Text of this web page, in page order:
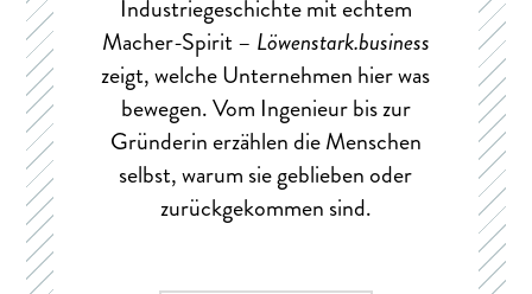
Industriegeschichte mit echtem
Macher-Spirit – Löwenstark.business
zeigt, welche Unternehmen hier was
bewegen. Vom Ingenieur bis zur
Gründerin erzählen die Menschen
selbst, warum sie geblieben oder
zurückgekommen sind.